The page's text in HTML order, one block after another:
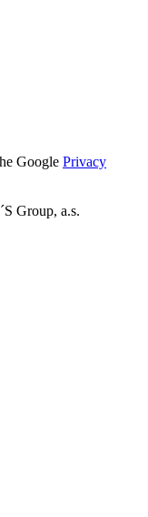
Google Privacy
Group, a.s.